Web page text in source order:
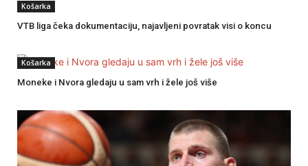
Košarka
VTB liga čeka dokumentaciju, najavljeni povratak visi o koncu
Košarka
Moneke i Nvora gledaju u sam vrh i žele još više